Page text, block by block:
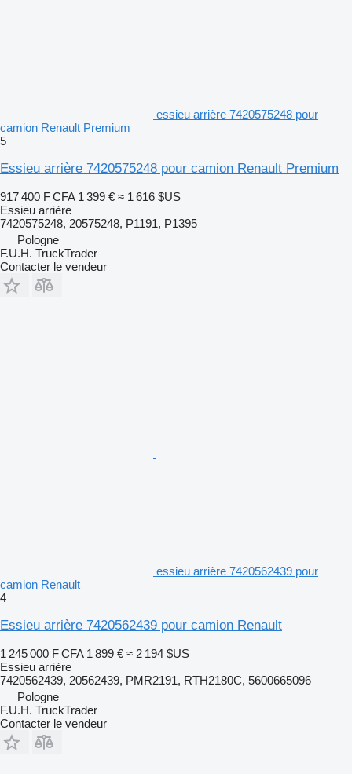
essieu arrière 7420575248 pour
camion Renault Premium
5
Essieu arrière 7420575248 pour camion Renault Premium
917 400 F CFA 1 399 € ≈ 1 616 $US
Essieu arrière
7420575248, 20575248, P1191, P1395
Pologne
F.U.H. TruckTrader
Contacter le vendeur
essieu arrière 7420562439 pour
camion Renault
4
Essieu arrière 7420562439 pour camion Renault
1 245 000 F CFA 1 899 € ≈ 2 194 $US
Essieu arrière
7420562439, 20562439, PMR2191, RTH2180C, 5600665096
Pologne
F.U.H. TruckTrader
Contacter le vendeur